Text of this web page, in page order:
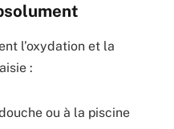
l’oxydation et la
:
ou à la piscine